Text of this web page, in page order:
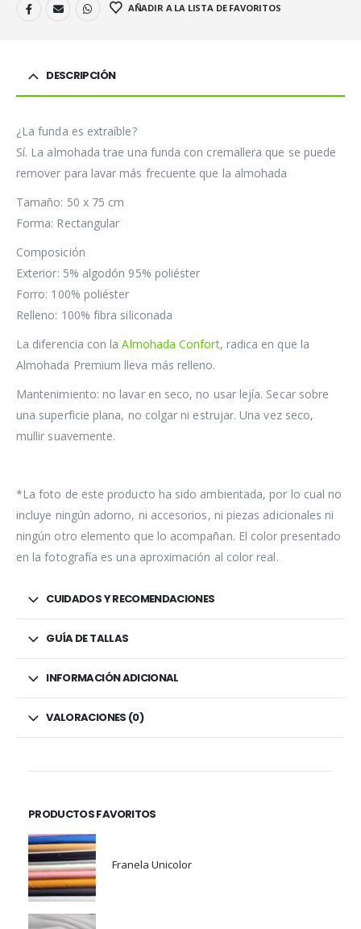
AÑADIR A LA LISTA DE FAVORITOS
DESCRIPCIÓN
¿La funda es extraíble?
Sí. La almohada trae una funda con cremallera que se puede
remover para lavar más frecuente que la almohada
Tamaño: 50 x 75 cm
Forma: Rectangular
Composición
Exterior: 5% algodón 95% poliéster
Forro: 100% poliéster
Relleno: 100% fibra siliconada
La diferencia con laAlmohada Confort, radica en que la
Almohada Premium lleva más relleno.
Mantenimiento: no lavar en seco, no usar lejía. Secar sobre
una superficie plana, no colgar ni estrujar. Una vez seco,
mullir suavemente.
*La foto de este producto ha sido ambientada, por lo cual no
incluye ningún adorno, ni accesorios, ni piezas adicionales ni
ningún otro elemento que lo acompañan. El color presentado
en la fotografía es una aproximación al color real.
CUIDADOS Y RECOMENDACIONES
GUÍA DE TALLAS
INFORMACIÓN ADICIONAL
VALORACIONES (0)
PRODUCTOS FAVORITOS
Franela Unicolor